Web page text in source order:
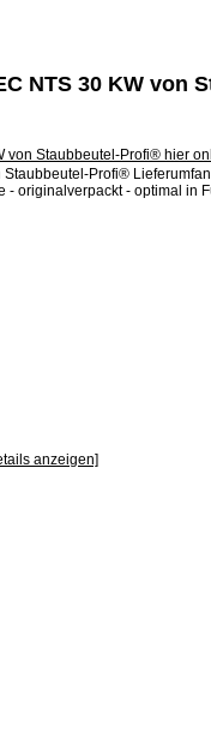
NTS 30 KW von
Staubbeutel-Profi®
originalverpackt - optimal in
anzeigen]